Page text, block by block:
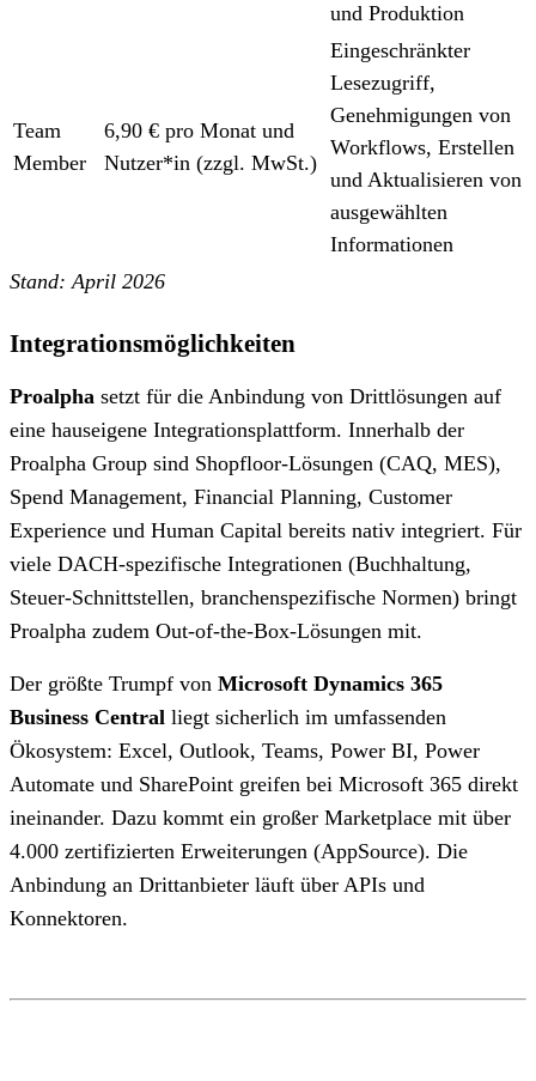
und Produktion
Team
Member
6,90 € pro Monat und
Nutzer*in (zzgl. MwSt.)
Eingeschränkter
Lesezugriff,
Genehmigungen von
Workflows, Erstellen
und Aktualisieren von
ausgewählten
Informationen
Stand: April 2026
Integrationsmöglichkeiten
Proalpha setzt für die Anbindung von Drittlösungen auf
eine hauseigene Integrationsplattform. Innerhalb der
Proalpha Group sind Shopfloor-Lösungen (CAQ, MES),
Spend Management, Financial Planning, Customer
Experience und Human Capital bereits nativ integriert. Für
viele DACH-spezifische Integrationen (Buchhaltung,
Steuer-Schnittstellen, branchenspezifische Normen) bringt
Proalpha zudem Out-of-the-Box-Lösungen mit.
Der größte Trumpf von Microsoft Dynamics 365
Business Central liegt sicherlich im umfassenden
Ökosystem: Excel, Outlook, Teams, Power BI, Power
Automate und SharePoint greifen bei Microsoft 365 direkt
ineinander. Dazu kommt ein großer Marketplace mit über
4.000 zertifizierten Erweiterungen (AppSource). Die
Anbindung an Drittanbieter läuft über APIs und
Konnektoren.